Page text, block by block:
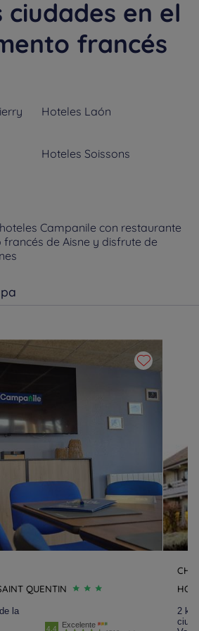
ciudades en el
francés
Hoteles Laón
Hoteles Soissons
Campanile con restaurante
de Aisne y disfrute de
QUENTIN
la
4.4 Excelente
2